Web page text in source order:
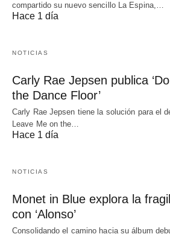
compartido su nuevo sencillo La Espina,…
Hace 1 día
NOTICIAS
Carly Rae Jepsen publica
the Dance Floor’
Carly Rae Jepsen tiene la solución para el
Leave Me on the…
Hace 1 día
NOTICIAS
Monet in Blue explora la
con ‘Alonso’
Consolidando el camino hacia su álbum